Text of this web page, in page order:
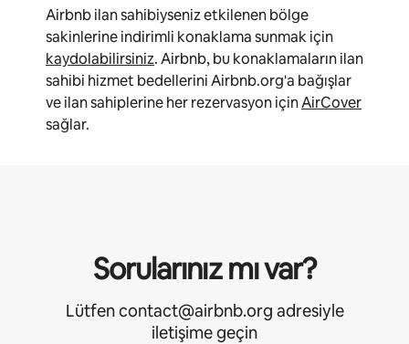
Airbnb ilan sahibiyseniz etkilenen bölge
sakinlerine indirimli konaklama sunmak için
kaydolabilirsiniz. Airbnb, bu konaklamaların ilan
sahibi hizmet bedellerini Airbnb.org'a bağışlar
ve ilan sahiplerine her rezervasyon içinAirCover
sağlar.
Sorularınız mı var?
Lütfen contact@airbnb.org adresiyle
iletişime geçin